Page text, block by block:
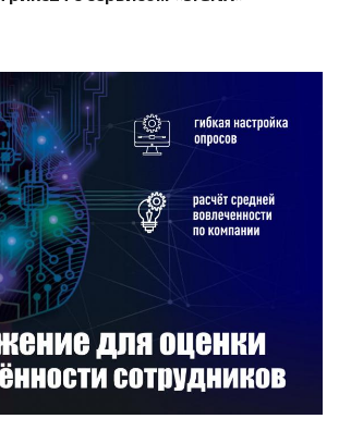
Смотреть проект